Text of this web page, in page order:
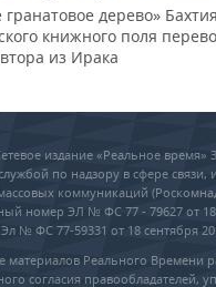
гранатовое дерево»
книжного поля
из Ирака
издание «Реальное время»
по надзору в сфере
коммуникаций
номер ЭЛ № ФС 77 - 79627 от 18
Эл № ФС 77-59331 от 18 сентября
материалов Реального Времени
согласия правообладателей,